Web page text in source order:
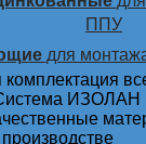
ППУ
для